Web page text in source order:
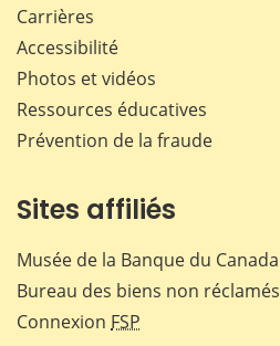
Carrières
Accessibilité
Photos et vidéos
Ressources éducatives
Prévention de la fraude
Sites affiliés
Musée de la Banque du Canada
Bureau des biens non réclamés
Connexion FSP